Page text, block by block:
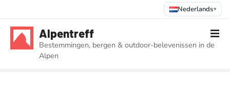
Nederlands▾
Alpentreff
Bestemmingen, bergen & outdoor-belevenissen in de
Alpen